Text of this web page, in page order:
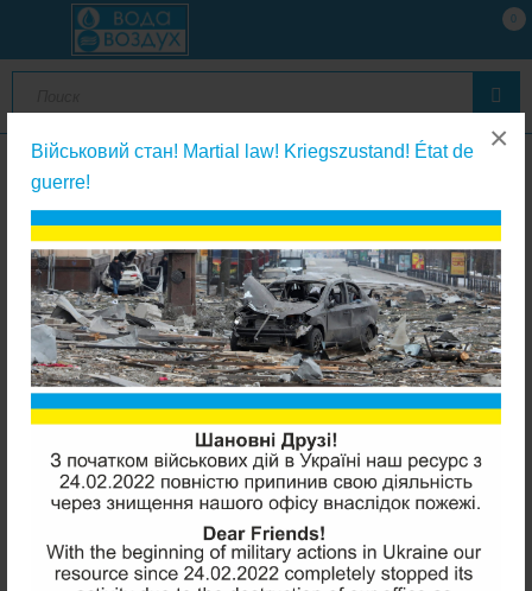
Військовий стан! Martial law! Kriegszustand! État de
guerre!
×
0
Картриджи из вспененного полипропилена
Leader PP5-1025 (полипропилен 5мкм)